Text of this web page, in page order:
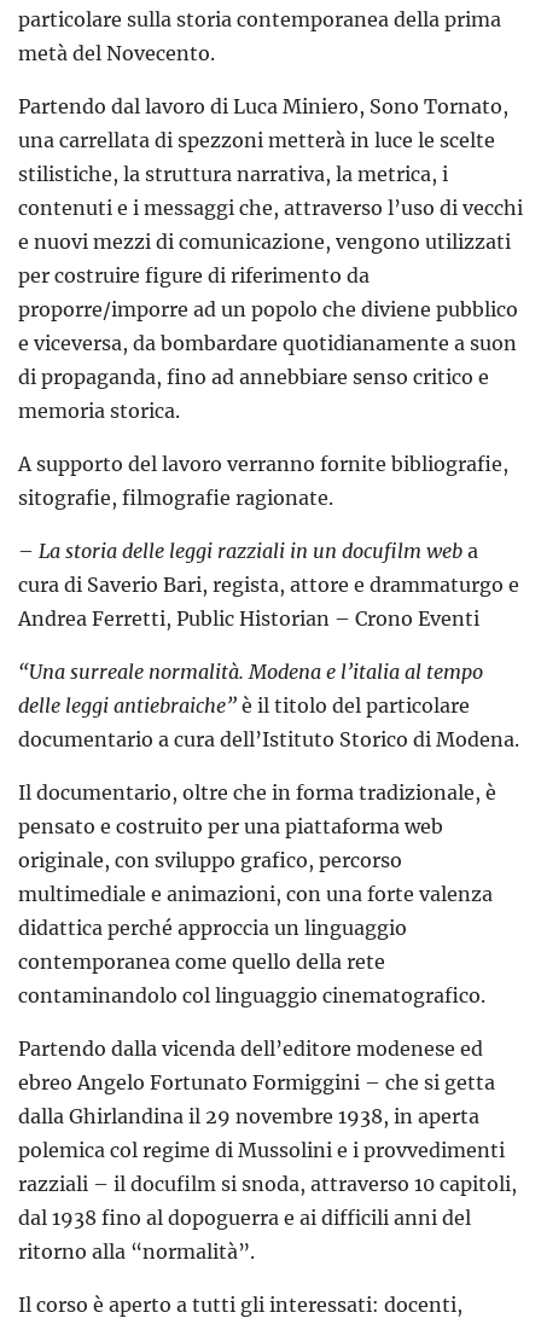
particolare sulla storia contemporanea della prima
metà del Novecento.
Partendo dal lavoro di Luca Miniero, Sono Tornato,
una carrellata di spezzoni metterà in luce le scelte
stilistiche, la struttura narrativa, la metrica, i
contenuti e i messaggi che, attraverso l’uso di vecchi
e nuovi mezzi di comunicazione, vengono utilizzati
per costruire figure di riferimento da
proporre/imporre ad un popolo che diviene pubblico
e viceversa, da bombardare quotidianamente a suon
di propaganda, fino ad annebbiare senso critico e
memoria storica.
A supporto del lavoro verranno fornite bibliografie,
sitografie, filmografie ragionate.
– La storia delle leggi razziali in un docufilm web a
cura di Saverio Bari, regista, attore e drammaturgo e
Andrea Ferretti, Public Historian – Crono Eventi
“Una surreale normalità. Modena e l’italia al tempo
delle leggi antiebraiche” è il titolo del particolare
documentario a cura dell’Istituto Storico di Modena.
Il documentario, oltre che in forma tradizionale, è
pensato e costruito per una piattaforma web
originale, con sviluppo grafico, percorso
multimediale e animazioni, con una forte valenza
didattica perché approccia un linguaggio
contemporanea come quello della rete
contaminandolo col linguaggio cinematografico.
Partendo dalla vicenda dell’editore modenese ed
ebreo Angelo Fortunato Formiggini – che si getta
dalla Ghirlandina il 29 novembre 1938, in aperta
polemica col regime di Mussolini e i provvedimenti
razziali – il docufilm si snoda, attraverso 10 capitoli,
dal 1938 fino al dopoguerra e ai difficili anni del
ritorno alla “normalità”.
Il corso è aperto a tutti gli interessati: docenti,